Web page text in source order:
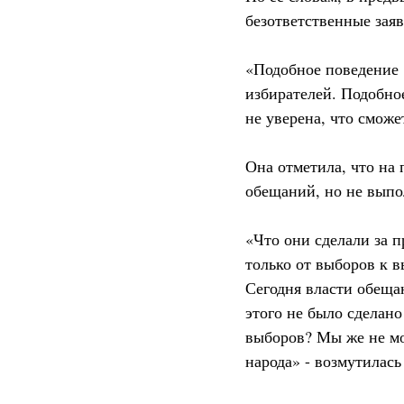
безответственные
«Подобное
избирателей.
не уверена, что
Она отметила, что на
обещаний, но не
«Что они сделали за
только от выборов к
Сегодня власти
этого не было
выборов? Мы же не
народа» -